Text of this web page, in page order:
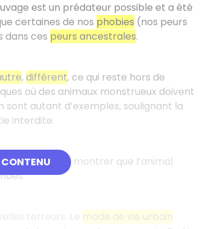
est un prédateur possible et a été
certaines de nos phobies (nos peurs
dans ces peurs ancestrales.
, différent, ce qui reste hors de
où des animaux monstrueux doivent
autant d’exemples, soulignant la
interdite.
permis de montrer que l’animal
mode de vie urbain